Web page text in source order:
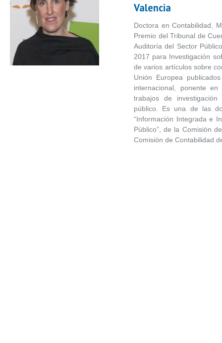
Valencia
Doctora en Contabilidad,
Premio del Tribunal de
Auditoría del Sector
2017 para Investigación
de varios artículos sobre
Unión Europea
internacional, ponente en
trabajos de
público. Es una de las
“Información Integrada e
Público”, de la Comisión
Comisión de Contabilidad